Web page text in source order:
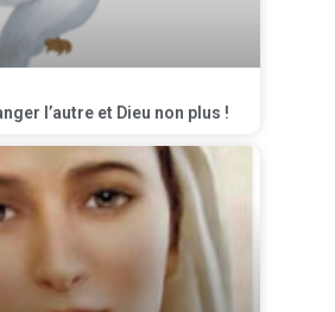
l’autre et Dieu non plus !